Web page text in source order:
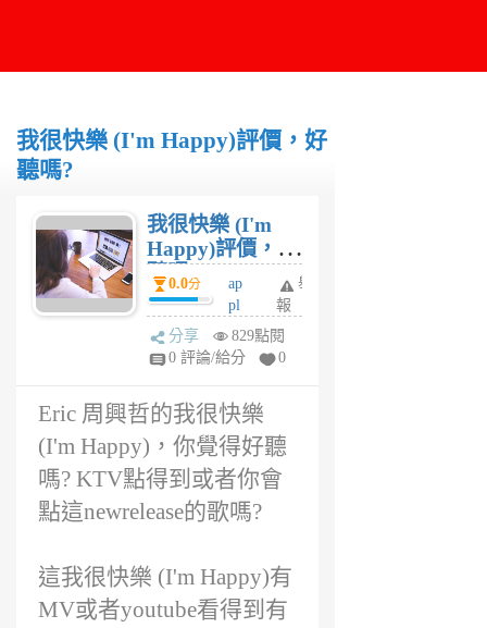
我很快樂 (I'm Happy)評價，好
聽嗎?
我很快樂 (I'm
Happy)評價，好
聽嗎?
0.0分
ap
pl
eli
n
前
舉
報
分享
829點閱
0 評論/給分
0
Eric 周興哲的我很快樂
(I'm Happy)，你覺得好聽
嗎? KTV點得到或者你會
點這newrelease的歌嗎?
這我很快樂 (I'm Happy)有
MV或者youtube看得到有